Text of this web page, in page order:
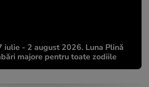
iulie - 2 august 2026. Luna Plină
majore pentru toate zodiile